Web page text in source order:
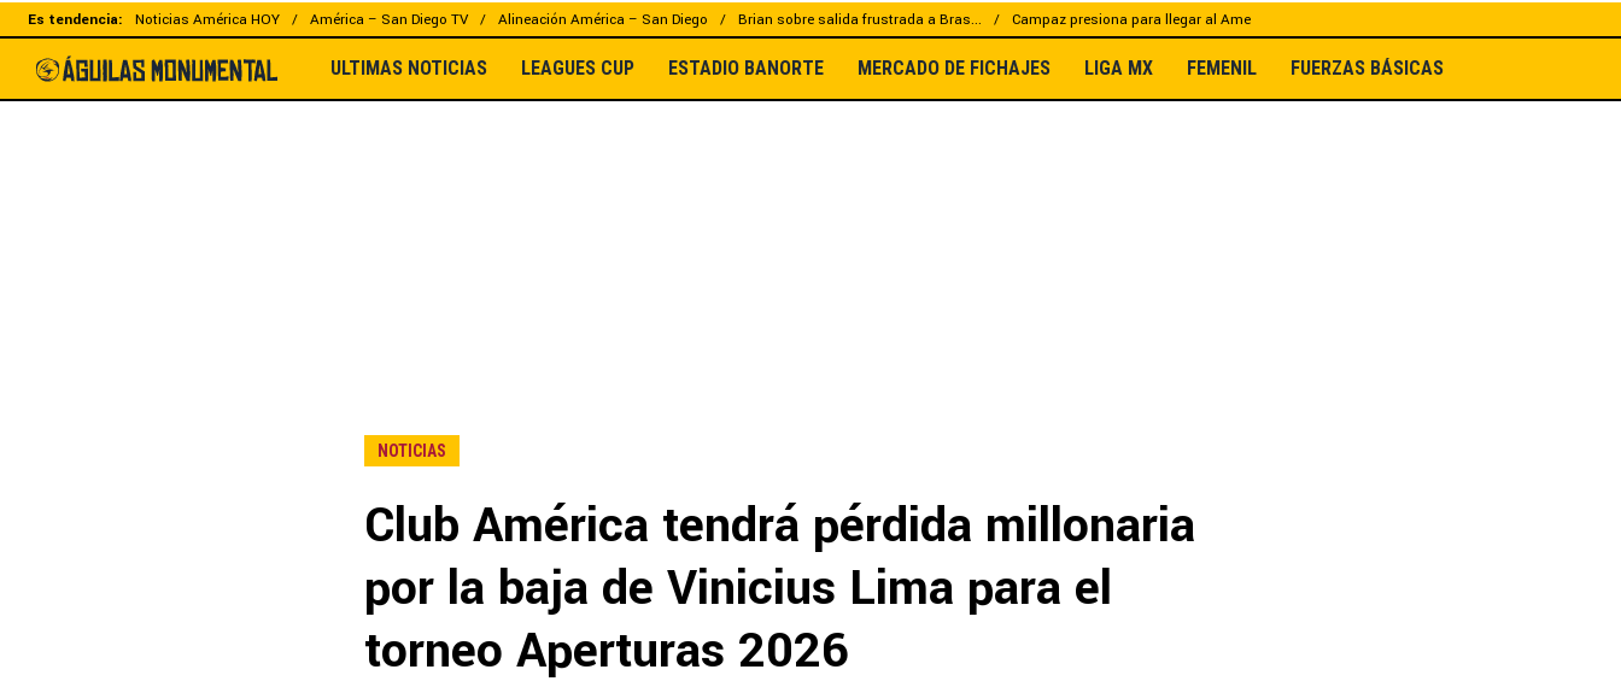
Es tendencia: Noticias América HOY América – San Diego TV Alineación América – San Diego Brian sobre salida frustrada a Bras... Campaz presiona para llegar al Ame
ULTIMAS NOTICIAS LEAGUES CUP ESTADIO BANORTE MERCADO DE FICHAJES LIGA MX FEMENIL FUERZAS BÁSICAS
NOTICIAS
Club América tendrá pérdida millonaria
por la baja de Vinicius Lima para el
torneo Aperturas 2026